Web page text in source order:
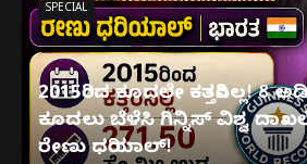
SPECIAL
2015ರಿಂದ ಕೂದಲೇ ಕತ್ತರಿಸಿಲ್ಲ! 8
ಕೂದಲು ಬೆಳೆಸಿ ಗಿನ್ನಿಸ್ ವಿಶ್ವ
ರೇಣು ಧರಿಯಾಲ್!